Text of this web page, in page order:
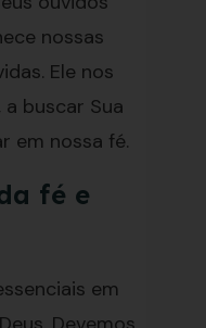
nossas
Ele nos
buscar Sua
em nossa fé.
fé e
em